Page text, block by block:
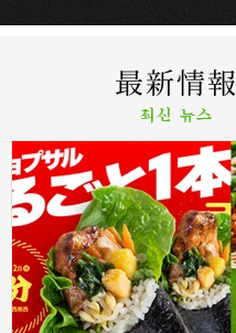
最新情報
최신 뉴스